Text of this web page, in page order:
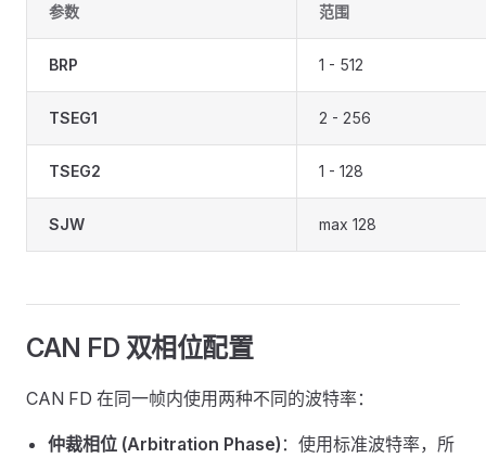
参数 范围
BRP 1 - 512
TSEG1 2 - 256
TSEG2 1 - 128
SJW max 128
CAN FD 双相位配置
CAN FD 在同一帧内使用两种不同的波特率：
仲裁相位 (Arbitration Phase) ：使用标准波特率，所